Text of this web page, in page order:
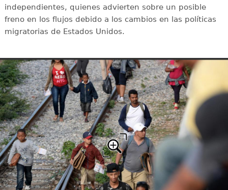
independientes, quienes advierten sobre un posible
freno en los flujos debido a los cambios en las políticas
migratorias de Estados Unidos.